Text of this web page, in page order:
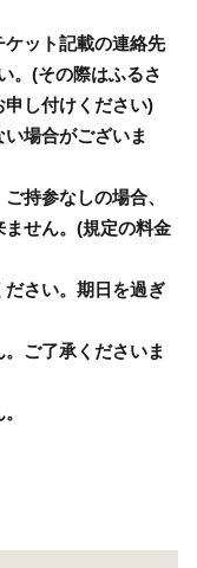
ット記載の連絡先
。(その際はふるさ
申し付けください)
場合がございま
持参なしの場合、
せん。(規定の料金
さい。期日を過ぎ
ご了承くださいま